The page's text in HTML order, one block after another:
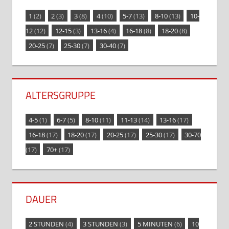
1 (2) 2(3) 3(8) 4(10) 5-7(13) 8-10(13)
10-
12(12) 12-15(3) 13-16(4) 16-18(8) 18-20(8)
20-25(7) 25-30(7) 30-40(7)
ALTERSGRUPPE
4-5(1) 6-7(5) 8-10(11) 11-13(14) 13-16(17)
16-18(17) 18-20(17) 20-25(17) 25-30(17)
30-70
(17)
70+(17)
DAUER
2 STUNDEN (4) 3 STUNDEN (3) 5 MINUTEN (6)
10